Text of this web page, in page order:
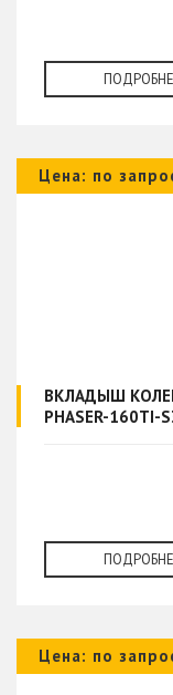
Цена: по
ВКЛАДЫШ
PHASER-160TI-
Цена: по